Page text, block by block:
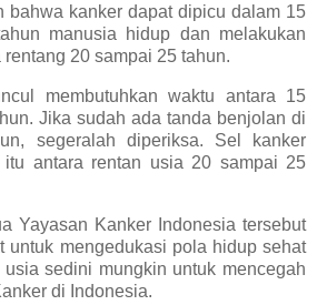
bahwa kanker dapat dipicu dalam 15
manusia hidup dan melakukan
20 sampai 25 tahun.
membutuhkan waktu antara 15
Jika sudah ada tanda benjolan di
segeralah diperiksa. Sel kanker
antara rentan usia 20 sampai 25
Yayasan Kanker Indonesia tersebut
untuk mengedukasi pola hidup sehat
sedini mungkin untuk mencegah
di Indonesia.